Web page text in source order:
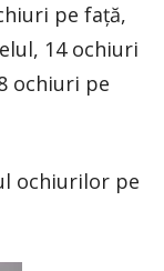
pe față,
14 ochiuri
ochiuri pe
ochiurilor pe